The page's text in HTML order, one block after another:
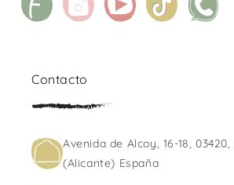
FacebookInstagramYouTubeTikTok
Contacto
Avenida de Alcoy, 16-18,
(Alicante) España